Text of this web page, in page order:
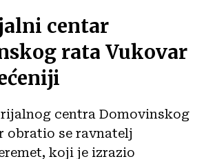
centar
rata Vukovar
centra Domovinskog
obratio se ravnatelj
koji je izrazio